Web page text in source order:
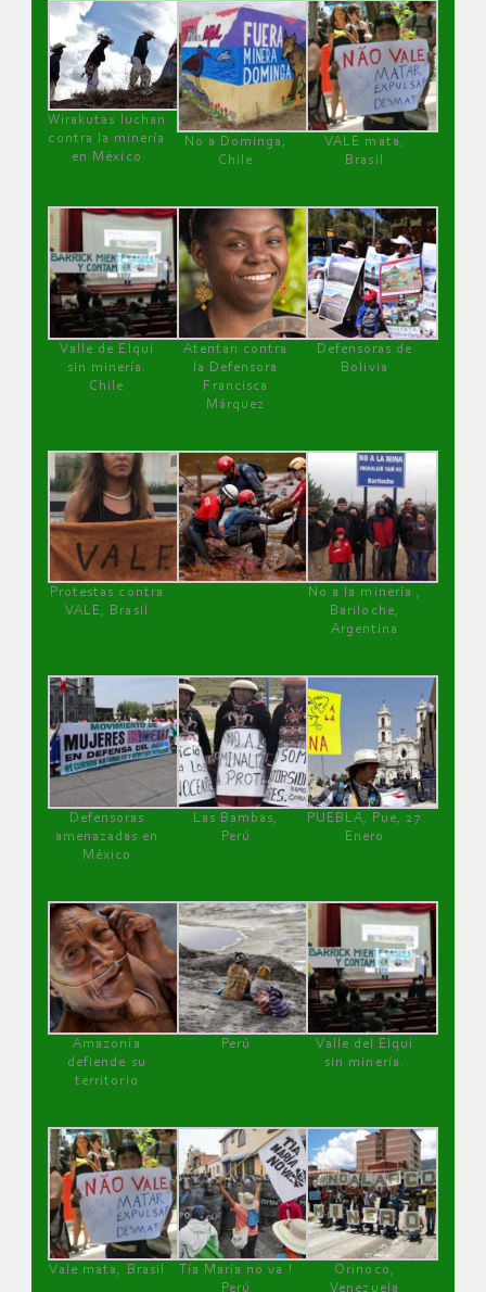
Wirakutas luchan
contra la minería
en México
No a Dominga,
Chile
VALE mata,
Brasil
Valle de Elqui
sin minería.
Chile
Atentan contra
la Defensora
Francisca
Márquez
Defensoras de
Bolivia
Protestas contra
VALE, Brasil
No a la minería ,
Bariloche,
Argentina
Defensoras
amenazadas en
México
Las Bambas,
Perú
PUEBLA, Pue, 27
Enero
Amazonía
defiende su
territorio
Perú
Valle del Elqui
sin minería.
Vale mata, Brasil
Tía María no va !
Perú
Orinoco,
Venezuela